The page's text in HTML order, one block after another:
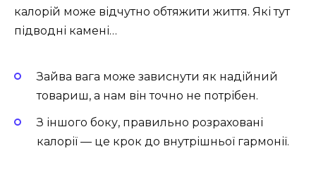
калорій може відчутно обтяжити життя. Які тут
підводні камені…
Зайва вага може зависнути як надійний
товариш, а нам він точно не потрібен.
З іншого боку, правильно розраховані
калорії — це крок до внутрішньої гармонії.